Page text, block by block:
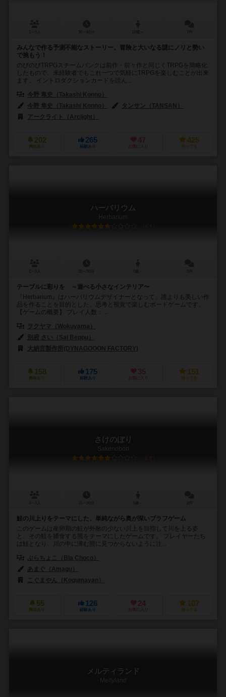
みんなで作る予測不能なストーリー。冒険と大いなる謎にノリと勢い
で挑もう！
のびのびTRPGスチームパンクは前作・前々作と同じくTRPGを簡略化
したもので、未経験者でもこれ一つで気軽にTRPGを楽しむことが出来
ます。 イントロダクションカードを読ん...
今野 隼史（Takashi Konno）
今野 隼史（Takashi Konno）
タンサン（TANSAN）
アークライト（Arclight）
202
興味あり
265
経験あり
47
お気に入り
425
持ってる
ハーバリウム
Herbarium
6.1
テーブルに彩りを ～遊べる小さなインテリア〜
『Herbarium』はハーバリウムデザイナーとなって、誰よりも美しい作
品を作ることを目的とした、思考と視覚で楽しむボードゲームです。
【ゲームの概要】 プレイ人数：...
ヲクヤマ（Wokuyama）
別府 さい（Sai Beppu）
大納言製作所(DYNAGOOON FACTORY)
158
興味あり
175
経験あり
35
お気に入り
151
持ってる
さけのぼり
Sakenobori
6.0
鮭の川上りをテーマにした、単純ながら奥が深いブラフゲーム
このゲームは産卵期の鮭が外敵の少ない川上を目指して川を上る姿
と、その鮭を捕食する熊をテーマにしたゲームです。 プレイヤーたち
は鮭となり、川の中に潜む熊に見つからないように注...
ぶらちょこ（Bla Choco）
あまぐ（Amagu）
こぐまやん（Kogumayan）
55
興味あり
126
経験あり
24
お気に入り
107
持ってる
メルティランド
Meltyland